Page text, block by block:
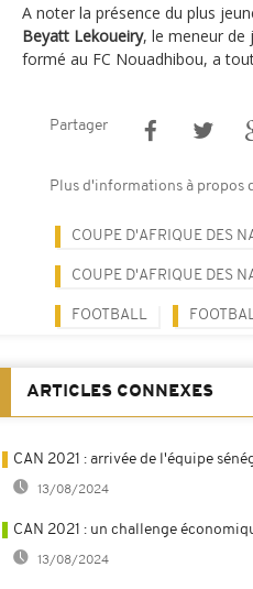
A noter la présence du plus
Beyatt Lekoueiry, le meneur de
formé au FC Nouadhibou, a
Partager
Plus d'informations à propos
COUPE D'AFRIQUE DES
COUPE D'AFRIQUE DES
FOOTBALL
ARTICLES CONNEXES
CAN 2021 : arrivée de l'équipe
13/08/2024
CAN 2021 : un challenge
13/08/2024